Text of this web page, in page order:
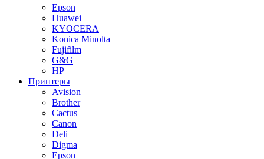
Epson
Huawei
KYOCERA
Konica Minolta
Fujifilm
G&G
HP
Принтеры
Avision
Brother
Cactus
Canon
Deli
Digma
Epson